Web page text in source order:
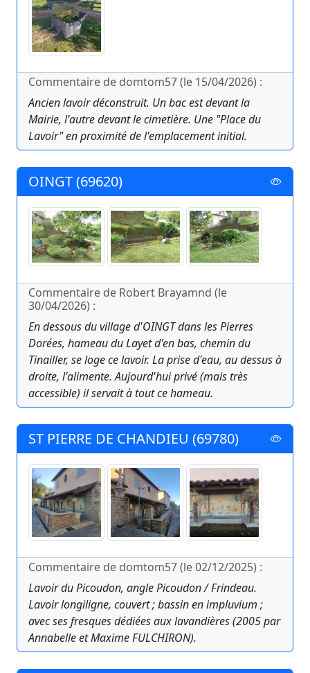
Commentaire de domtom57 (le 15/04/2026) :
Ancien lavoir déconstruit. Un bac est devant la
Mairie, l'autre devant le cimetière. Une "Place du
Lavoir" en proximité de l'emplacement initial.
OINGT (69620)
Commentaire de Robert Brayamnd (le
30/04/2026) :
En dessous du village d'OINGT dans les Pierres
Dorées, hameau du Layet d'en bas, chemin du
Tinailler, se loge ce lavoir. La prise d'eau, au dessus à
droite, l'alimente. Aujourd'hui privé (mais très
accessible) il servait à tout ce hameau.
ST PIERRE DE CHANDIEU (69780)
Commentaire de domtom57 (le 02/12/2025) :
Lavoir du Picoudon, angle Picoudon / Frindeau.
Lavoir longiligne, couvert ; bassin en impluvium ;
avec ses fresques dédiées aux lavandières (2005 par
Annabelle et Maxime FULCHIRON).